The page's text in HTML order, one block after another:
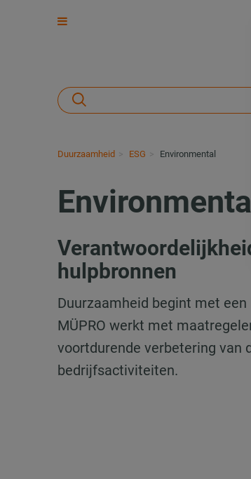
Duurzaamheid ESG Environmental
Environmental
hulpbronnen
Duurzaamheid begint met
MÜPRO werkt met
voortdurende verbetering van
bedrijfsactiviteiten.